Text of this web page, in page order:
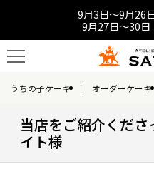
9月3日～9月26
9月27日～30日
うちの子ケーキ オーダーケーキ
当店をご紹介くだ
イト様